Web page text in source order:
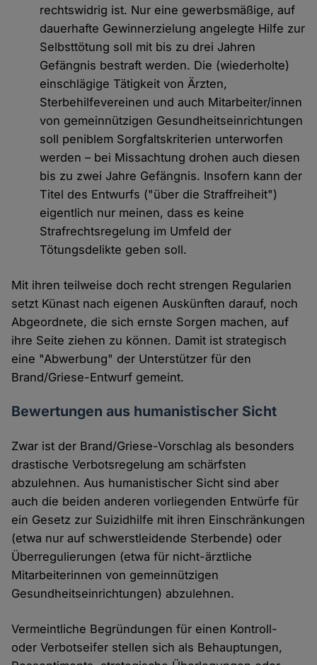
rechtswidrig ist. Nur eine gewerbsmäßige, auf
dauerhafte Gewinnerzielung angelegte Hilfe zur
Selbsttötung soll mit bis zu drei Jahren
Gefängnis bestraft werden. Die (wiederholte)
einschlägige Tätigkeit von Ärzten,
Sterbehilfevereinen und auch Mitarbeiter/innen
von gemeinnützigen Gesundheitseinrichtungen
soll peniblem Sorgfaltskriterien unterworfen
werden – bei Missachtung drohen auch diesen
bis zu zwei Jahre Gefängnis. Insofern kann der
Titel des Entwurfs ("über die Straffreiheit")
eigentlich nur meinen, dass es keine
Strafrechtsregelung im Umfeld der
Tötungsdelikte geben soll.
Mit ihren teilweise doch recht strengen Regularien
setzt Künast nach eigenen Auskünften darauf, noch
Abgeordnete, die sich ernste Sorgen machen, auf
ihre Seite ziehen zu können. Damit ist strategisch
eine "Abwerbung" der Unterstützer für den
Brand/Griese-Entwurf gemeint.
Bewertungen aus humanistischer Sicht
Zwar ist der Brand/Griese-Vorschlag als besonders
drastische Verbotsregelung am schärfsten
abzulehnen. Aus humanistischer Sicht sind aber
auch die beiden anderen vorliegenden Entwürfe für
ein Gesetz zur Suizidhilfe mit ihren Einschränkungen
(etwa nur auf schwerstleidende Sterbende) oder
Überregulierungen (etwa für nicht-ärztliche
Mitarbeiterinnen von gemeinnützigen
Gesundheitseinrichtungen) abzulehnen.
Vermeintliche Begründungen für einen Kontroll-
oder Verbotseifer stellen sich als Behauptungen,